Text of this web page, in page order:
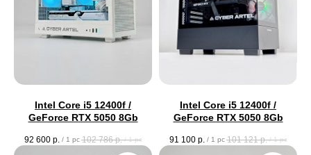
Intel Core i5 12400f /
GeForce RTX 5050 8Gb
92 600 р. / 1 pc 102 786 р. / 1 pc
Intel Core i5 12400f /
GeForce RTX 5050 8Gb
91 100 р. / 1 pc 101 121 р. / 1 pc